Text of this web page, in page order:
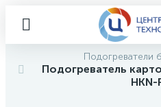
Подогреватели
Подогреватель
HKN-